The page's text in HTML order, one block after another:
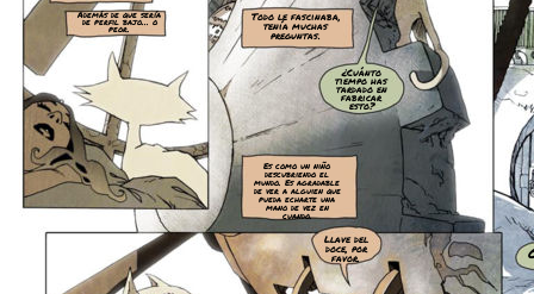
Además de que sería
de perfil bajo... o
peor.
Todo le fascinaba,
tenía muchas
preguntas.
¿Cuánto
tiempo has
tardado en
fabricar
esto?
Es como un niño
descubriendo el
mundo. Es agradable
de ver a alguien que
pueda echarte una
mano de vez en
cuando.
Llave del
doce, por
favor.